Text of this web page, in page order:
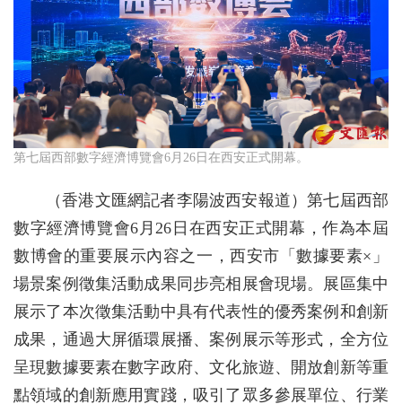
第七屆西部數字經濟博覽會6月26日在西安正式開幕。
（香港文匯網記者李陽波西安報道）第七屆西部
數字經濟博覽會6月26日在西安正式開幕，作為本屆
數博會的重要展示內容之一，西安市「數據要素×」
場景案例徵集活動成果同步亮相展會現場。展區集中
展示了本次徵集活動中具有代表性的優秀案例和創新
成果，通過大屏循環展播、案例展示等形式，全方位
呈現數據要素在數字政府、文化旅遊、開放創新等重
點領域的創新應用實踐，吸引了眾多參展單位、行業